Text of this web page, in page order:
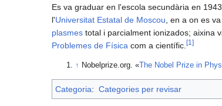
Es va graduar en l'escola secundària en
l'Universitat Estatal de Moscou , en a on es
plasmes total i parcialment ionizados; aixina
Problemes de Física com a científic. [1 ]
↑ Nobelprize.org. « The Nobel Prize in
Categoria: Categories per revisar